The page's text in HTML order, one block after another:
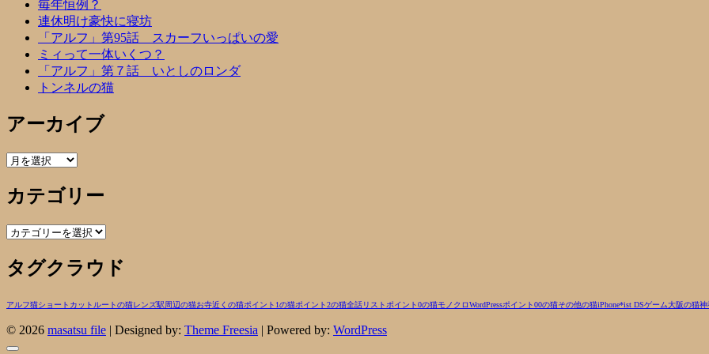
毎年恒例？
連休明け豪快に寝坊
「アルフ」第95話 スカーフいっぱいの愛
ミィって一体いくつ？
「アルフ」第７話 いとしのロンダ
トンネルの猫
アーカイブ
ア
カ
イ
ブ
カテゴリー
カ
ゴ
リ
タグクラウド
アルフ猫ショートカットルートの猫レンズ駅周辺の猫お寺近くの猫ポイント1の猫ポイント2の猫全話リスト ポイント0の猫モノクロWordPressポイント00の猫その他の猫iPhone*ist DSゲーム大阪の猫神
© 2026 masatsu file | Designed by: Theme Freesia | Powered by: WordPress